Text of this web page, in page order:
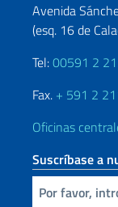
Avenida
(esq. 16 de
Tel:00591 2
Fax. + 591 2
Oficinas
Suscríbase a
Inserta tu correo electronico